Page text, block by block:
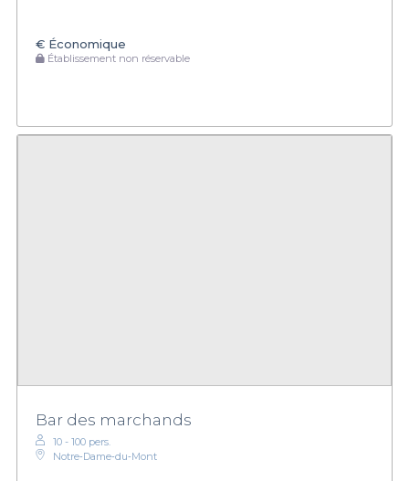
€ Économique
Établissement non réservable
Bar des marchands
10 - 100 pers.
Notre‑Dame‑du‑Mont